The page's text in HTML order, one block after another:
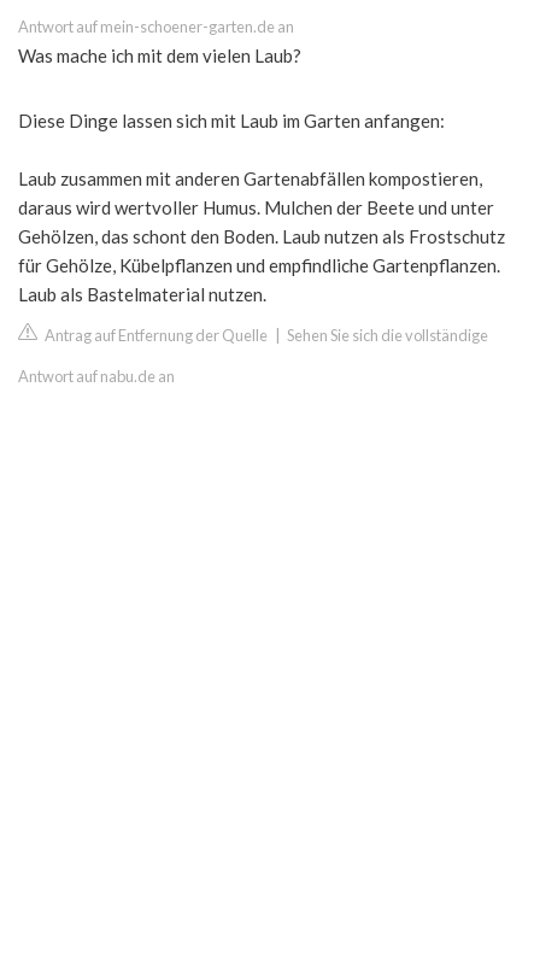
Antwort auf mein-schoener-garten.de an
Was mache ich mit dem vielen Laub?
Diese Dinge lassen sich mit Laub im Garten anfangen:
Laub zusammen mit anderen Gartenabfällen kompostieren,
daraus wird wertvoller Humus. Mulchen der Beete und unter
Gehölzen, das schont den Boden. Laub nutzen als Frostschutz
für Gehölze, Kübelpflanzen und empfindliche Gartenpflanzen.
Laub als Bastelmaterial nutzen.
Antrag auf Entfernung der Quelle Sehen Sie sich die vollständige
Antwort auf nabu.de an